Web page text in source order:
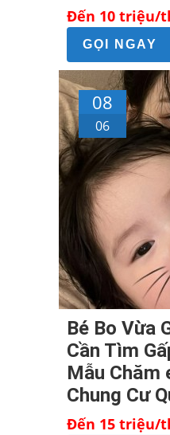
Đến 10 triệu/
GỌI NGAY
08
06
Bé Bo Vừa
Cần Tìm
Mẫu Chăm
Chung Cư
Đến 15 triệu/